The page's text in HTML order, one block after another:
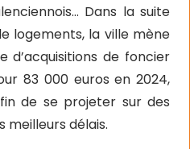
Dans la suite
logements, la ville mène
d’acquisitions de foncier
83 000 euros en 2024,
de se projeter sur des
meilleurs délais.